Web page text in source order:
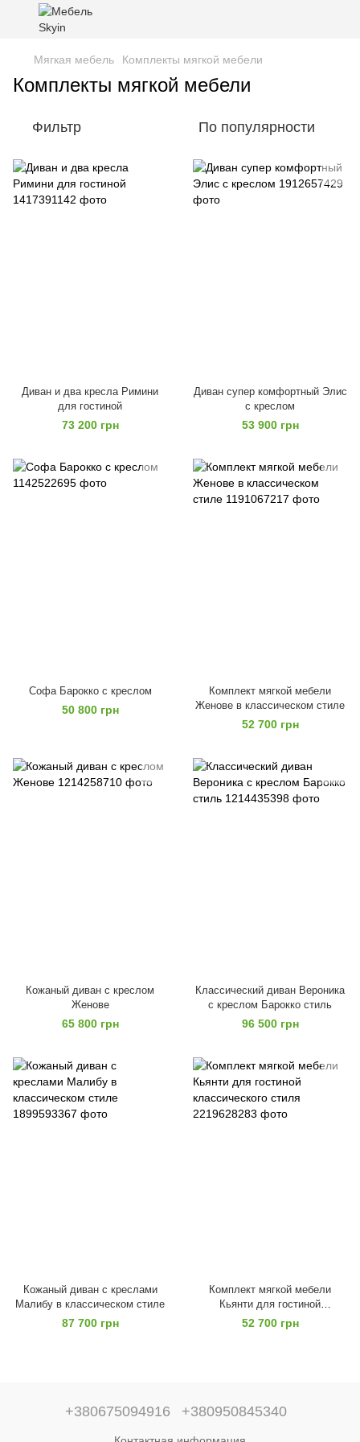
Мягкая мебель Комплекты мягкой мебели
Комплекты мягкой мебели
Фильтр По популярности
Диван и два кресла Римини
для гостиной
73 200 грн
Диван супер комфортный Элис
с креслом
53 900 грн
Софа Барокко с креслом
50 800 грн
Комплект мягкой мебели
Женове в классическом стиле
52 700 грн
Кожаный диван с креслом
Женове
65 800 грн
Классический диван Вероника
с креслом Барокко стиль
96 500 грн
Кожаный диван с креслами
Малибу в классическом стиле
87 700 грн
Комплект мягкой мебели
Кьянти для гостиной
классического стиля
52 700 грн
+380675094916 +380950845340